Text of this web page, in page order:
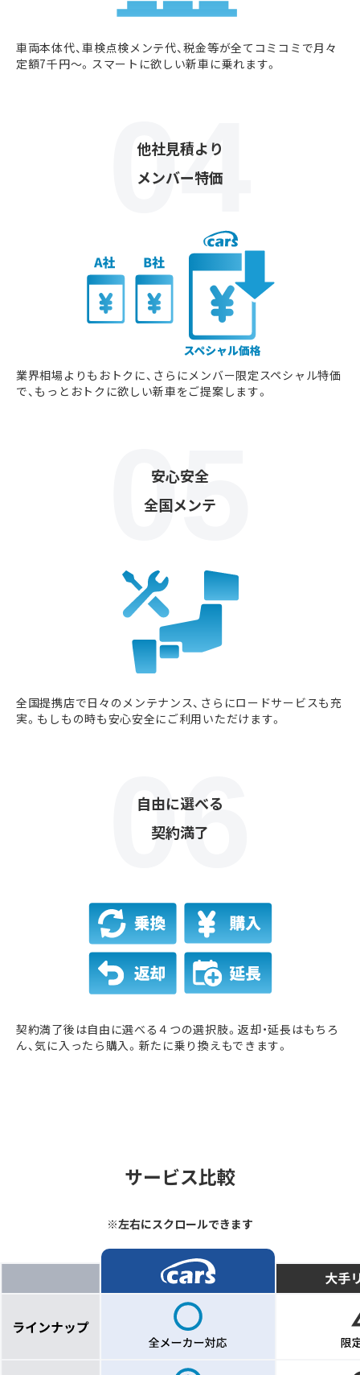
車両本体代、車検点検メンテ代、税金等が全てコミコミで月々
定額7千円〜。スマートに欲しい新車に乗れます。
他社見積より
メンバー特価
業界相場よりもおトクに、さらにメンバー限定スペシャル特価
で、もっとおトクに欲しい新車をご提案します。
安心安全
全国メンテ
全国提携店で日々のメンテナンス、さらにロードサービスも充
実。もしもの時も安心安全にご利用いただけます。
自由に選べる
契約満了
契約満了後は自由に選べる４つの選択肢。返却・延長はもちろ
ん、気に入ったら購入。新たに乗り換えもできます。
サービス比較
※左右にスクロールできます